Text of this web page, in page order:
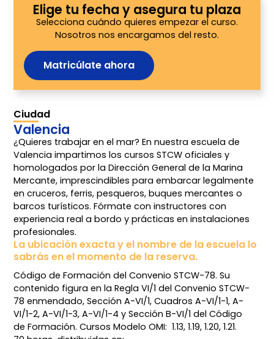
Ciudad
Valencia
¿Quieres trabajar en el mar? En nuestra escuela de
Valencia impartimos los cursos STCW oficiales y
homologados por la Dirección General de la Marina
Mercante, imprescindibles para embarcar legalmente
en cruceros, ferris, pesqueros, buques mercantes o
barcos turísticos. Fórmate con instructores con
experiencia real a bordo y prácticas en instalaciones
profesionales.
La ubicación exacta y el nombre de la escuela lo
sabrás en el momento de la reserva.
Código de Formación del Convenio STCW-78. Su
contenido figura en la Regla VI/1 del Convenio STCW-
78 enmendado, Sección A-VI/1, Cuadros A-VI/1-1, A-
VI/1-2, A-VI/1-3, A-VI/1-4 y Sección B-VI/1 del Código
de Formación. Cursos Modelo OMI: 1.13, 1.19, 1.20, 1.21.
Elige tu fecha y asegura tu plaza
Selecciona cuándo quieres empezar el curso.
Nosotros nos encargamos del resto.
Matricúlate ahora